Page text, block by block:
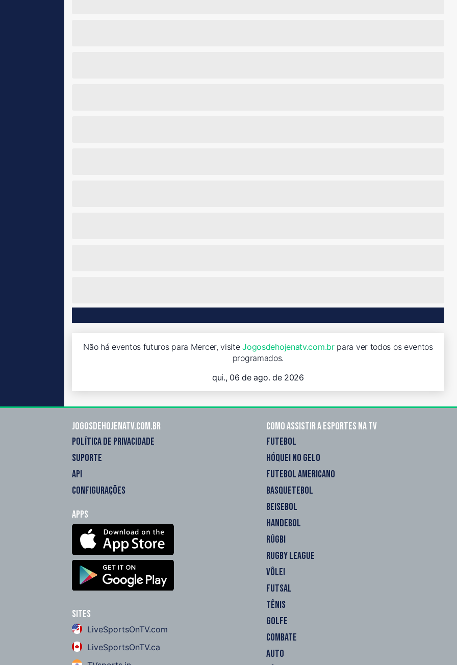
Não há eventos futuros para Mercer, visiteJogosdehojenatv.com.brpara ver todos os eventos
programados.
qui., 06 de ago. de 2026
Jogosdehojenatv.com.br
POLÍTICA DE PRIVACIDADE
SUPORTE
API
CONFIGURAÇÕES
Apps
Sites
LiveSportsOnTV.com
LiveSportsOnTV.ca
Como assistir a esportes na TV
FUTEBOL
HÓQUEI NO GELO
FUTEBOL AMERICANO
BASQUETEBOL
BEISEBOL
HANDEBOL
RÚGBI
RUGBY LEAGUE
VÔLEI
FUTSAL
TÊNIS
GOLFE
COMBATE
AUTO